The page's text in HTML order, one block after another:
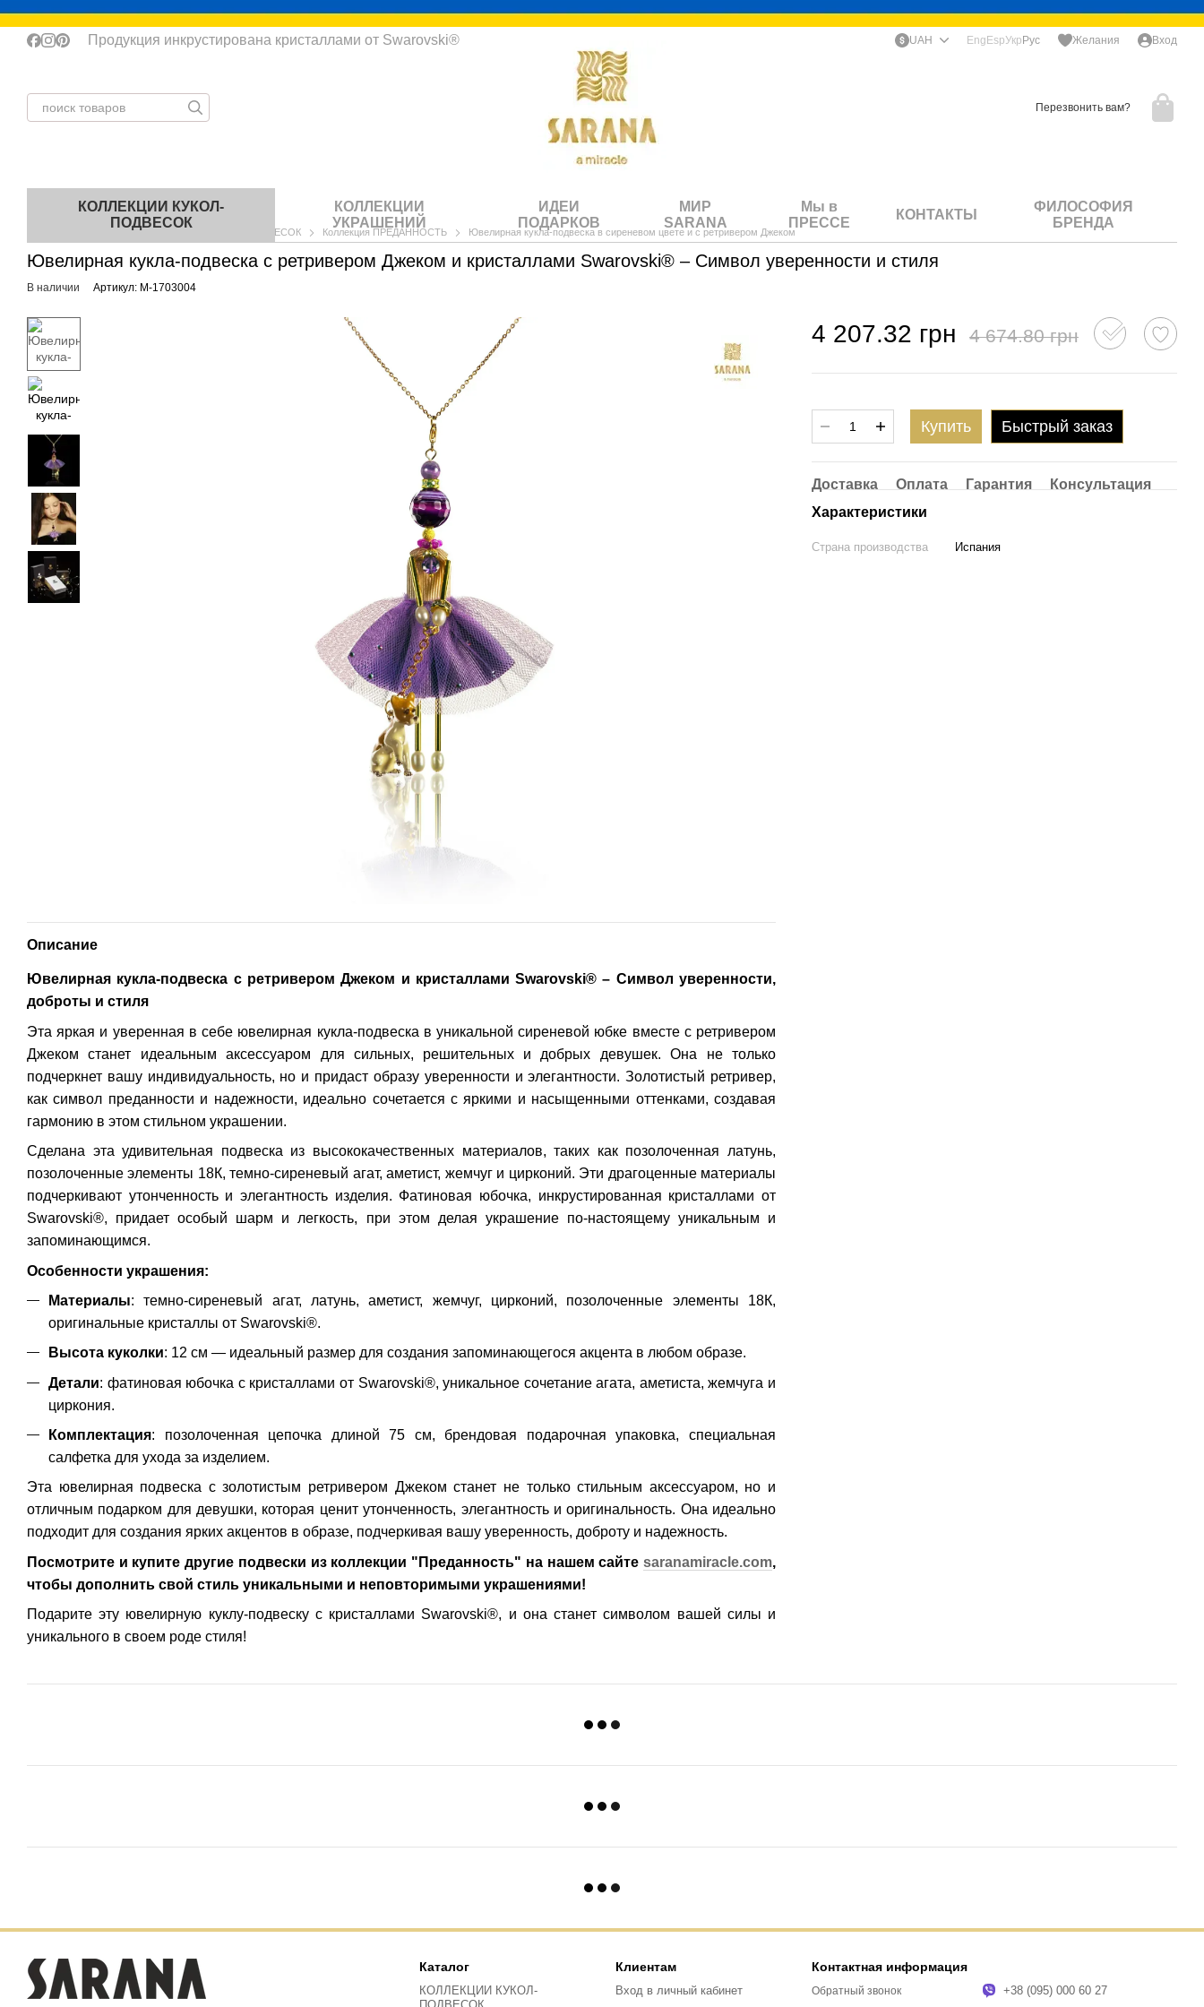
Перейти к основному контенту
Продукция инкрустирована кристаллами от Swarovski® UAH Eng EspУкр Рус Желания Вход
Перезвонить вам?
КОЛЛЕКЦИИ КУКОЛ-
ПОДВЕСОК
КОЛЛЕКЦИИ
УКРАШЕНИЙ
ИДЕИ
ПОДАРКОВ
МИР
SARANA
Мы в
ПРЕССЕ
КОНТАКТЫ
ФИЛОСОФИЯ
БРЕНДА
КОЛЛЕКЦИИ КУКОЛ-ПОДВЕСОК Коллекция ПРЕДАННОСТЬ Ювелирная кукла-подвеска в сиреневом цвете и с ретривером Джеком
Ювелирная кукла-подвеска с ретривером Джеком и кристаллами Swarovski® – Символ уверенности и стиля
В наличии Артикул: M-1703004
Описание
Ювелирная кукла-подвеска с ретривером Джеком и кристаллами Swarovski® – Символ уверенности,
доброты и стиля
Эта яркая и уверенная в себе ювелирная кукла-подвеска в уникальной сиреневой юбке вместе с ретривером
Джеком станет идеальным аксессуаром для сильных, решительных и добрых девушек. Она не только
подчеркнет вашу индивидуальность, но и придаст образу уверенности и элегантности. Золотистый ретривер,
как символ преданности и надежности, идеально сочетается с яркими и насыщенными оттенками, создавая
гармонию в этом стильном украшении.
Сделана эта удивительная подвеска из высококачественных материалов, таких как позолоченная латунь,
позолоченные элементы 18К, темно-сиреневый агат, аметист, жемчуг и цирконий. Эти драгоценные материалы
подчеркивают утонченность и элегантность изделия. Фатиновая юбочка, инкрустированная кристаллами от
Swarovski®, придает особый шарм и легкость, при этом делая украшение по-настоящему уникальным и
запоминающимся.
Особенности украшения:
Материалы: темно-сиреневый агат, латунь, аметист, жемчуг, цирконий, позолоченные элементы 18К,
оригинальные кристаллы от Swarovski®.
Высота куколки: 12 см — идеальный размер для создания запоминающегося акцента в любом образе.
Детали: фатиновая юбочка с кристаллами от Swarovski®, уникальное сочетание агата, аметиста, жемчуга и
циркония.
Комплектация: позолоченная цепочка длиной 75 см, брендовая подарочная упаковка, специальная
салфетка для ухода за изделием.
Эта ювелирная подвеска с золотистым ретривером Джеком станет не только стильным аксессуаром, но и
отличным подарком для девушки, которая ценит утонченность, элегантность и оригинальность. Она идеально
подходит для создания ярких акцентов в образе, подчеркивая вашу уверенность, доброту и надежность.
Посмотрите и купите другие подвески из коллекции "Преданность" на нашем сайте saranamiracle.com,
чтобы дополнить свой стиль уникальными и неповторимыми украшениями!
Подарите эту ювелирную куклу-подвеску с кристаллами Swarovski®, и она станет символом вашей силы и
уникального в своем роде стиля!
4 207.32 грн 4 674.80 грн
Купить Быстрый заказ
Доставка Оплата Гарантия
Консультация
Характеристики
Страна производства Испания
Каталог
КОЛЛЕКЦИИ КУКОЛ-
Клиентам
Вход в личный кабинет
Контактная информация
Обратный звонок +38 (095) 000 60 27